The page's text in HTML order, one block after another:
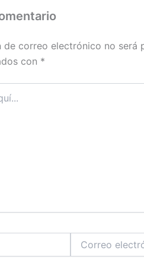
de correo electrónico no será
con *
electrónico*